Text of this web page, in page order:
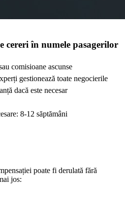
cereri în numele pasagerilor
comisioane ascunse
gestionează toate negocierile
dacă este necesar
8-12 săptămâni
poate fi derulată fără
jos: